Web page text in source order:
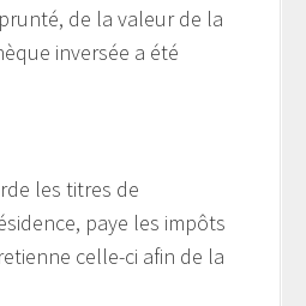
de la valeur de la
inversée a été
les titres de
paye les impôts
celle-ci afin de la